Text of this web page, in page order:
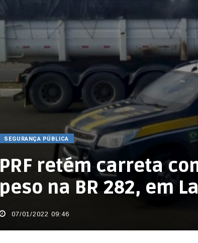
SEGURANÇA PÚBLICA
PRF retém carreta
peso na BR 282, em
07/01/2022 09:46